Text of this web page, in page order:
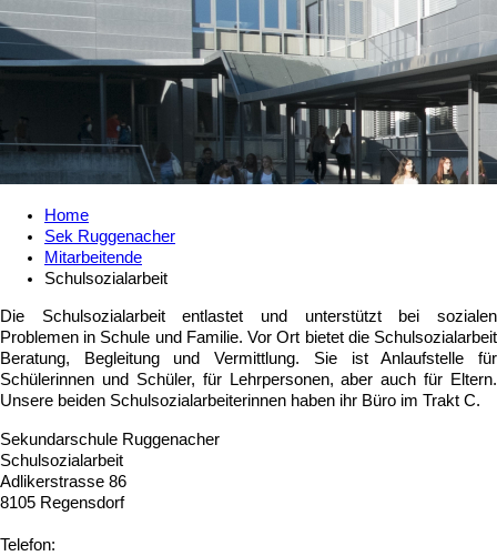
Home
Sek Ruggenacher
Mitarbeitende
Schulsozialarbeit
Die Schulsozialarbeit entlastet und unterstützt bei sozialen
Problemen in Schule und Familie. Vor Ort bietet die Schulsozialarbeit
Beratung, Begleitung und Vermittlung. Sie ist Anlaufstelle für
Schülerinnen und Schüler, für Lehrpersonen, aber auch für Eltern.
Unsere beiden Schulsozialarbeiterinnen haben ihr Büro im Trakt C.
Sekundarschule Ruggenacher
Schulsozialarbeit
Adlikerstrasse 86
8105 Regensdorf
Telefon: